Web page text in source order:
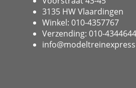
3135 HW Vlaardingen
Winkel: 010-4357767
Verzending: 010-4344644